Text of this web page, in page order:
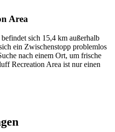
Area
sich 15,4 km außerhalb
ein Zwischenstopp problemlos
nach einem Ort, um frische
Recreation Area ist nur einen